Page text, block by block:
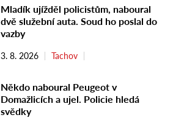
Mladík ujížděl policistům, naboural
dvě služební auta. Soud ho poslal do
vazby
3. 8. 2026 Tachov
Někdo naboural Peugeot v
Domažlicích a ujel. Policie hledá
svědky